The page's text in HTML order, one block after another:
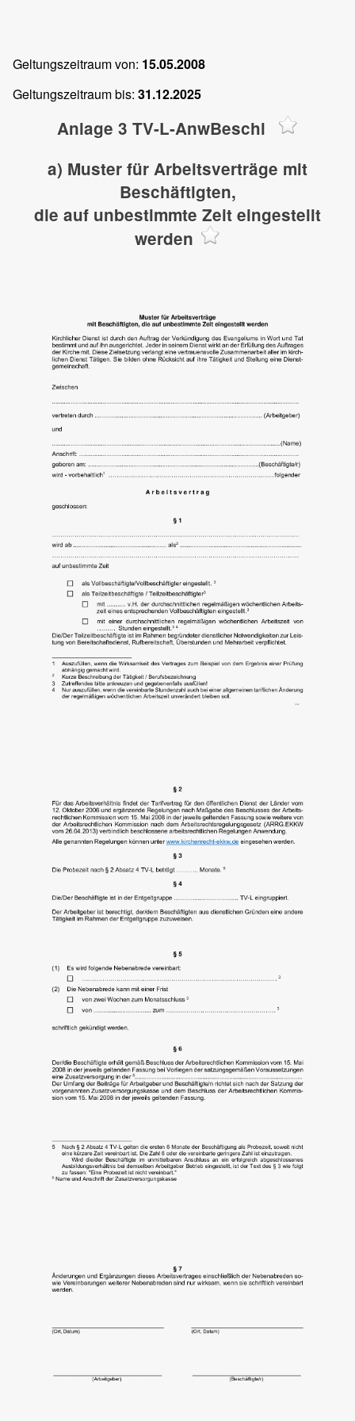
Geltungszeitraum von: 15.05.2008
Geltungszeitraum bis: 31.12.2025
Anlage 3 TV-L-AnwBeschl
a) Muster für Arbeitsverträge mit
Beschäftigten,
die auf unbestimmte Zeit eingestellt
werden